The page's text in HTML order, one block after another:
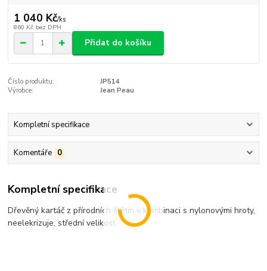
1 040 Kč/ks
860 Kč bez DPH
Přidat do košíku
Číslo produktu:
JP514
Výrobce:
Jean Peau
Kompletní specifikace
Komentáře 0
Kompletní specifikace
Dřevěný kartáč z přírodních štětin v kombinaci s nylonovými hroty,
neelekrizuje, střední velikost